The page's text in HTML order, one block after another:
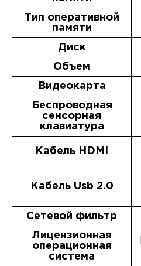
Тип оперативной
памяти
Диск
Объем
Видеокарта
Беспроводная
сенсорная
клавиатура
Кабель HDMI
Кабель Usb 2.0
Сетевой фильтр
Лицензионная
операционная
система